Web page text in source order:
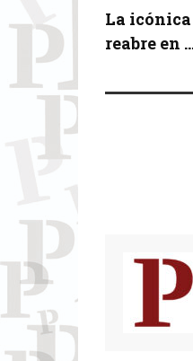
La icónica
reabre en